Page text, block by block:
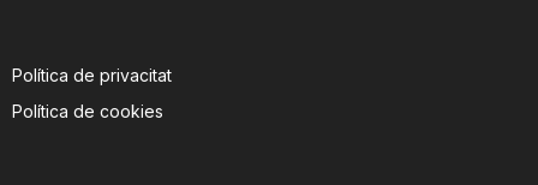
Política de privacitat
Política de cookies